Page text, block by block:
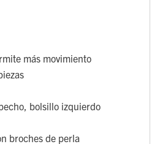
más movimiento
bolsillo izquierdo
broches de perla